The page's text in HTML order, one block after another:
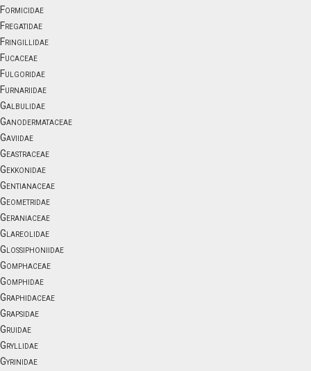
Formicidae
Fregatidae
Fringillidae
Fucaceae
Fulgoridae
Furnariidae
Galbulidae
Ganodermataceae
Gaviidae
Geastraceae
Gekkonidae
Gentianaceae
Geometridae
Geraniaceae
Glareolidae
Glossiphoniidae
Gomphaceae
Gomphidae
Graphidaceae
Grapsidae
Gruidae
Gryllidae
Gyrinidae